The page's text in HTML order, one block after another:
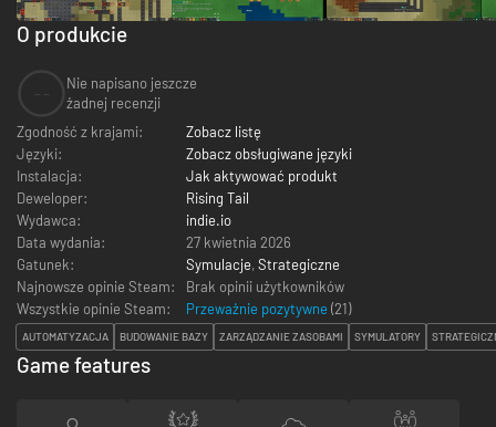
O produkcie
Nie napisano jeszcze
żadnej recenzji
Zgodność z krajami:
Zobacz listę
Języki:
Zobacz obsługiwane języki
Instalacja:
Jak aktywować produkt
Deweloper:
Rising Tail
Wydawca:
indie.io
Data wydania:
27 kwietnia 2026
Gatunek:
Symulacje, Strategiczne
Najnowsze opinie Steam:
Brak opinii użytkowników
Wszystkie opinie Steam:
Przeważnie pozytywne (21)
AUTOMATYZACJA BUDOWANIE BAZY ZARZĄDZANIE ZASOBAMI SYMULATORY
Game features